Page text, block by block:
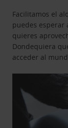
Facilitamos el
puedes
quieres
Dondequiera
acceder al